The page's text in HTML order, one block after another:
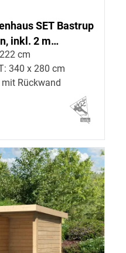
SET Bastrup
inkl. 2 m
cm
340 x 280 cm
Rückwand